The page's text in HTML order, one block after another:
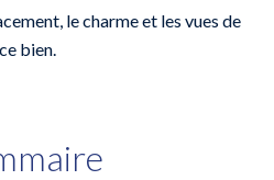
le charme et les vues de
ce bien.